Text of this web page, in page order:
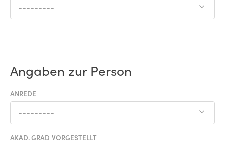
---------
Angaben zur Person
ANREDE
---------
AKAD. GRAD VORGESTELLT